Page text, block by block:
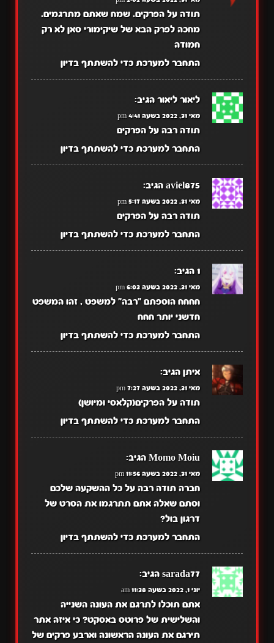
תודה על הפרקים. שמח שאתם מתרגמים.
מחכה לפרק הבא של שיקימורי סאן לא רק
חמודה
התחבר למערכת כדי להשתתף בדיון
ליאור ליאור הגיב:
מאי 31, 2022 בשעה 4:41 pm
תודה רבה על הפרקים
התחבר למערכת כדי להשתתף בדיון
aviel875 הגיב:
מאי 31, 2022 בשעה 5:17 pm
תודה רבה על הפרקים
התחבר למערכת כדי להשתתף בדיון
1 הגיב:
מאי 31, 2022 בשעה 6:03 pm
חחחח הוספתם "רבה" למשפט , זהו המשפט
חדשני יותר חחח
התחבר למערכת כדי להשתתף בדיון
איתן הגיב:
מאי 31, 2022 בשעה 7:27 pm
תודה על הפרקים(קלאסי ומיושן)
התחבר למערכת כדי להשתתף בדיון
Momo Moiu הגיב:
מאי 31, 2022 בשעה 11:56 pm
חברה תודה רבה על כל ההשקעה שלכם
וסתם שאלה אתם תתרגמו את הסרט של
דרגון בול?
התחבר למערכת כדי להשתתף בדיון
sarada77 הגיב:
יוני 1, 2022 בשעה 11:38 am
אתם תוכלו לתרגם את העונה השנייה
והשלישית של פרוטס באסקט? כי איזה אתר
תירגם את העונה הראשונה וארבע פרקים של